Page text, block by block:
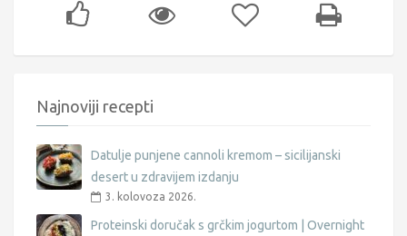
Najnoviji recepti
Datulje punjene cannoli kremom – sicilijanski
desert u zdravijem izdanju
3. kolovoza 2026.
Proteinski doručak s grčkim jogurtom | Overnight